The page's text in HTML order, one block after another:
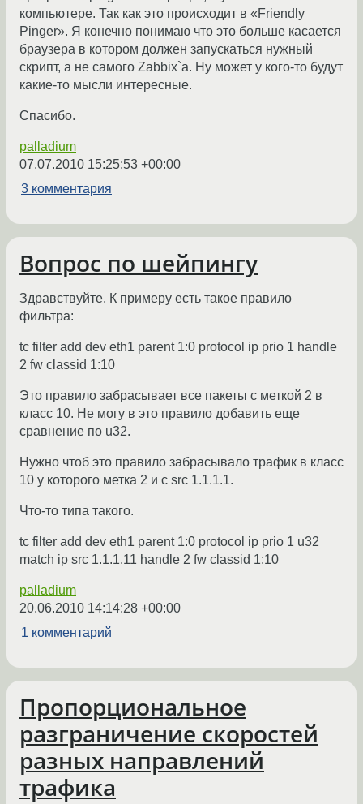
компьютере. Так как это происходит в «Friendly
Pinger». Я конечно понимаю что это больше касается
браузера в котором должен запускаться нужный
скрипт, а не самого Zabbix`а. Ну может у кого-то будут
какие-то мысли интересные.
Спасибо.
palladium
07.07.2010 15:25:53 +00:00
3 комментария
Вопрос по шейпингу
Здравствуйте. К примеру есть такое правило
фильтра:
tc filter add dev eth1 parent 1:0 protocol ip prio 1 handle
2 fw classid 1:10
Это правило забрасывает все пакеты с меткой 2 в
класс 10. Не могу в это правило добавить еще
сравнение по u32.
Нужно чтоб это правило забрасывало трафик в класс
10 у которого метка 2 и с src 1.1.1.1.
Что-то типа такого.
tc filter add dev eth1 parent 1:0 protocol ip prio 1 u32
match ip src 1.1.1.11 handle 2 fw classid 1:10
palladium
20.06.2010 14:14:28 +00:00
1 комментарий
Пропорциональное
разграничение скоростей
разных направлений
трафика